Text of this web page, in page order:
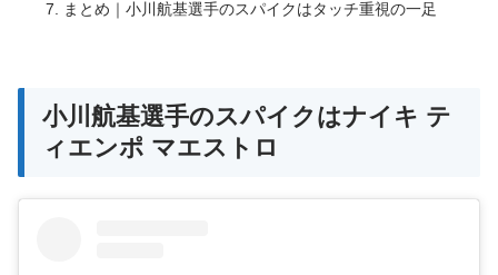
まとめ｜小川航基選手のスパイクはタッチ重視の一足
小川航基選手のスパイクはナイキ テ
ィエンポ マエストロ